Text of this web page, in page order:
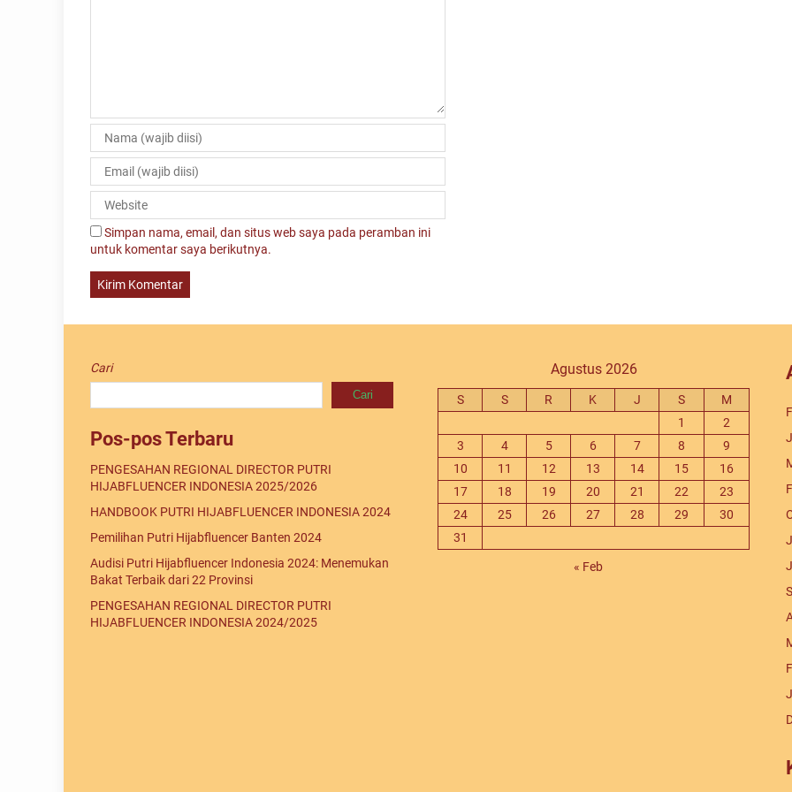
Simpan nama, email, dan situs web saya pada peramban ini
untuk komentar saya berikutnya.
Cari
Cari
Pos-pos Terbaru
PENGESAHAN REGIONAL DIRECTOR PUTRI
HIJABFLUENCER INDONESIA 2025/2026
HANDBOOK PUTRI HIJABFLUENCER INDONESIA 2024
Pemilihan Putri Hijabfluencer Banten 2024
Audisi Putri Hijabfluencer Indonesia 2024: Menemukan
Bakat Terbaik dari 22 Provinsi
PENGESAHAN REGIONAL DIRECTOR PUTRI
HIJABFLUENCER INDONESIA 2024/2025
Agustus 2026
S S R K J S
M
1
2
3
4 5 6 7 8
9
10
11 12 13 14 15
16
17
18 19 20 21 22
23
24
25 26 27 28 29
30
31
« Feb